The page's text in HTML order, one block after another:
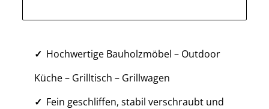
Hochwertige Bauholzmöbel – Outdoor
Küche – Grilltisch – Grillwagen
Fein geschliffen, stabil verschraubt und